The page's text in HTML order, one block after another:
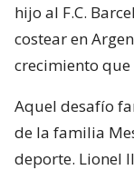
hijo al F.C.
costear en
crecimiento
Aquel desafío
de la familia
deporte. Lionel